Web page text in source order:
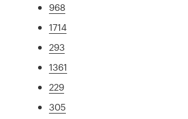
968
1714
293
1361
229
305